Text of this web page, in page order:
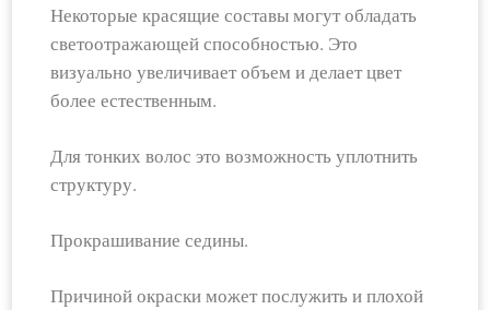
Некоторые красящие составы могут обладать
светоотражающей способностью. Это
визуально увеличивает объем и делает цвет
более естественным.
Для тонких волос это возможность уплотнить
структуру.
Прокрашивание седины.
Причиной окраски может послужить и плохой